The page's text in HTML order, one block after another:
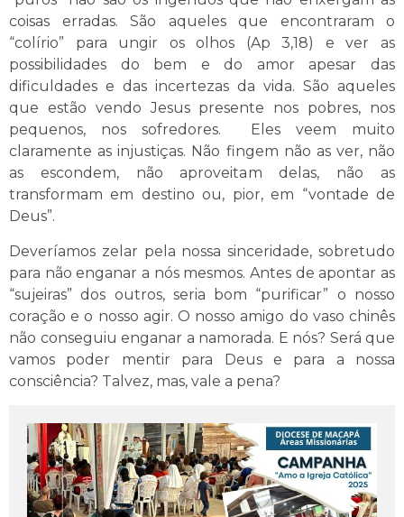
coisas erradas. São aqueles que encontraram o
“colírio” para ungir os olhos (Ap 3,18) e ver as
possibilidades do bem e do amor apesar das
dificuldades e das incertezas da vida. São aqueles
que estão vendo Jesus presente nos pobres, nos
pequenos, nos sofredores. Eles veem muito
claramente as injustiças. Não fingem não as ver, não
as escondem, não aproveitam delas, não as
transformam em destino ou, pior, em “vontade de
Deus”.
Deveríamos zelar pela nossa sinceridade, sobretudo
para não enganar a nós mesmos. Antes de apontar as
“sujeiras” dos outros, seria bom “purificar” o nosso
coração e o nosso agir. O nosso amigo do vaso chinês
não conseguiu enganar a namorada. E nós? Será que
vamos poder mentir para Deus e para a nossa
consciência? Talvez, mas, vale a pena?